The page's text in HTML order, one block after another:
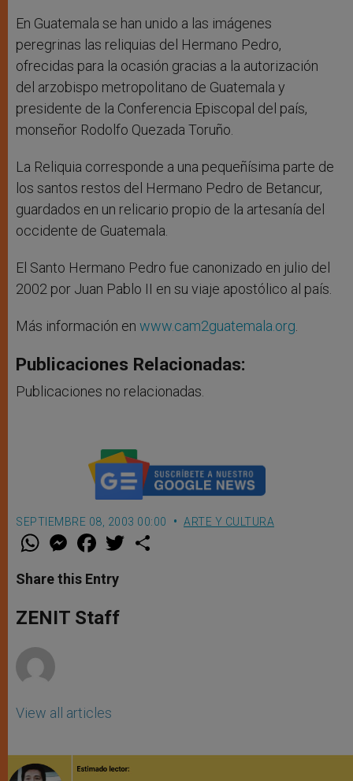
En Guatemala se han unido a las imágenes
peregrinas las reliquias del Hermano Pedro,
ofrecidas para la ocasión gracias a la autorización
del arzobispo metropolitano de Guatemala y
presidente de la Conferencia Episcopal del país,
monseñor Rodolfo Quezada Toruño.
La Reliquia corresponde a una pequeñísima parte de
los santos restos del Hermano Pedro de Betancur,
guardados en un relicario propio de la artesanía del
occidente de Guatemala.
El Santo Hermano Pedro fue canonizado en julio del
2002 por Juan Pablo II en su viaje apostólico al país.
Más información en www.cam2guatemala.org.
Publicaciones Relacionadas:
Publicaciones no relacionadas.
SEPTIEMBRE 08, 2003 00:00 ARTE Y CULTURA
W
t
s
p
p
M
e
s
e
g
e
F
a
e
b
o
k
w
Share this Entry
ZENIT Staff
View all articles